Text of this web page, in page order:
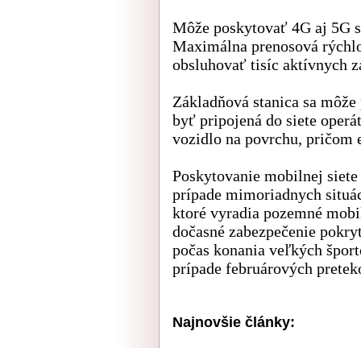
Môže poskytovať 4G aj 5G
Maximálna prenosová
obsluhovať tisíc aktívnych
Základňová stanica sa
byť pripojená do siete
vozidlo na povrchu, pričom
Poskytovanie mobilnej
prípade mimoriadnych
ktoré vyradia pozemné
dočasné zabezpečenie
počas konania veľkých
prípade februárových
Najnovšie články: